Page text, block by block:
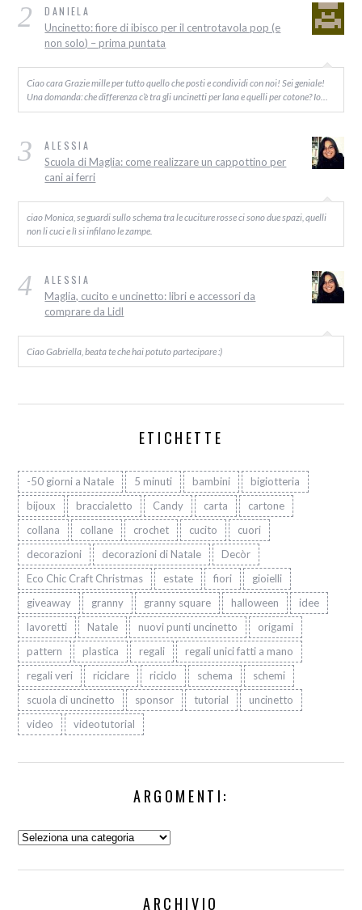
2 DANIELA
Uncinetto: fiore di ibisco per il centrotavola pop (e
non solo) – prima puntata
Ciao cara Grazie mille per tutto quello che posti e condividi con noi! Sei geniale!
Una domanda: che differenza c’è tra gli uncinetti per lana e quelli per cotone? Io…
3 ALESSIA
Scuola di Maglia: come realizzare un cappottino per
cani ai ferri
ciao Monica, se guardi sullo schema tra le cuciture rosse ci sono due spazi, quelli
non li cuci e lì si infilano le zampe.
4 ALESSIA
Maglia, cucito e uncinetto: libri e accessori da
comprare da Lidl
Ciao Gabriella, beata te che hai potuto partecipare :)
ETICHETTE
-50 giorni a Natale 5 minuti bambini
bigiotteria
bijoux
braccialetto Candy carta
cartone
collana
collane crochet cucito
cuori
decorazioni
decorazioni di Natale
Decòr
Eco Chic Craft Christmas
estate fiori
gioielli
giveaway
granny granny square halloween
idee
lavoretti
Natale nuovi punti uncinetto
origami
pattern
plastica regali
regali unici fatti a mano
regali veri
riciclare riciclo schema
schemi
scuola di uncinetto
sponsor tutorial
uncinetto
video
videotutorial
ARGOMENTI:
Argomenti:
ARCHIVIO